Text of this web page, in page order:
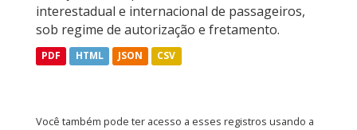
interestadual e internacional de passageiros,
sob regime de autorização e fretamento.
PDF HTML JSON CSV
Você também pode ter acesso a esses registros usando a